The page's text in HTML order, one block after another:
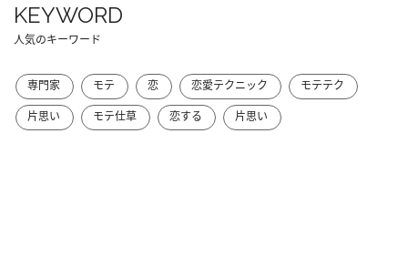
KEYWORD
人気のキーワード
専門家 モテ 恋 恋愛テクニック
モテテク
片思い
モテ仕草 恋する 片思い